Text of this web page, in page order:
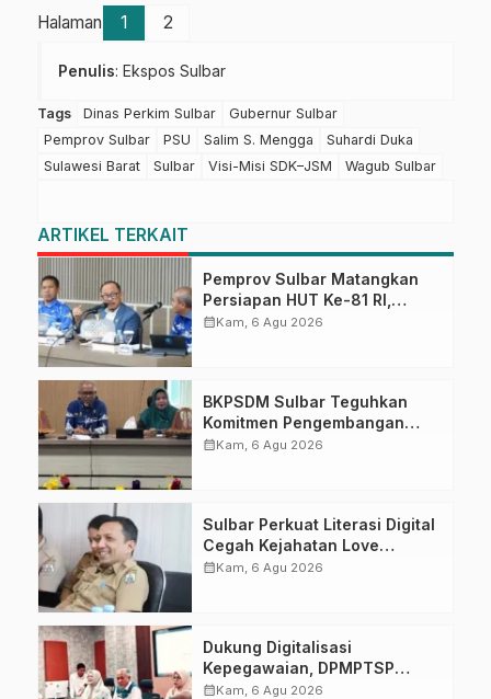
Halaman 1 2
Penulis: Ekspos Sulbar
Tags Dinas Perkim Sulbar
Gubernur Sulbar
Pemprov Sulbar
PSU Salim S. Mengga
Suhardi Duka
Sulawesi Barat
Sulbar Visi-Misi SDK–JSM Wagub Sulbar
ARTIKEL TERKAIT
Pemprov Sulbar Matangkan
Persiapan HUT Ke-81 RI,
Puncak Upacara di Lapangan
calendar_monthKam, 6 Agu 2026
BKPSDM Sulbar Teguhkan
Komitmen Pengembangan
Kompetensi ASN melalui
calendar_monthKam, 6 Agu 2026
Sulbar Perkuat Literasi Digital
Cegah Kejahatan Love
Scamming
calendar_monthKam, 6 Agu 2026
Dukung Digitalisasi
Kepegawaian, DPMPTSP
Sulbar Siap Terapkan Aplikasi
calendar_monthKam, 6 Agu 2026